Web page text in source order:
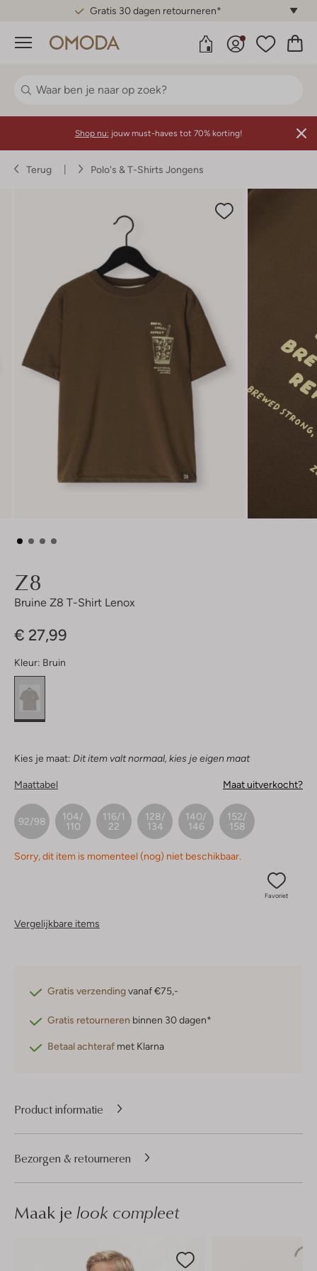
Gratis 30 dagen retourneren*
Menu
Shop nu: jouw must-haves tot 70% korting!
Terug Polo's & T-Shirts Jongens
Z8
Bruine Z8 T-Shirt Lenox
€ 27,99
Kleur: Bruin
Kies je maat: Dit item valt normaal, kies je eigen maat
Maattabel Maat uitverkocht?
92/98
104/
110
116/1
22
128/
134
140/
146
152/
158
Sorry, dit item is momenteel (nog) niet beschikbaar.
Favoriet
Vergelijkbare items
Gratis verzendingvanaf €75,-
Gratis retourneren binnen 30 dagen*
Betaal achteraf met Klarna
Product informatie
Bezorgen & retourneren
Maak je look compleet